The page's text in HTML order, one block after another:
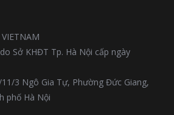
Sở KHĐT Tp. Hà Nội cấp ngày
3 Ngô Gia Tự, Phường Đức Giang,
phố Hà Nội